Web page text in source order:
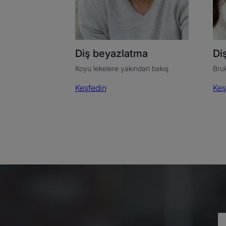
Diş beyazlatma
Koyu lekelere yakından bakış
Keşfedin